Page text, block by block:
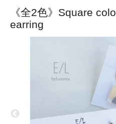
《全2色》Square
earring